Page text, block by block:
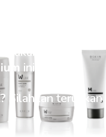
mencari produk
lebih segar,
alami. Karena
ini.
Silahkan teruskan